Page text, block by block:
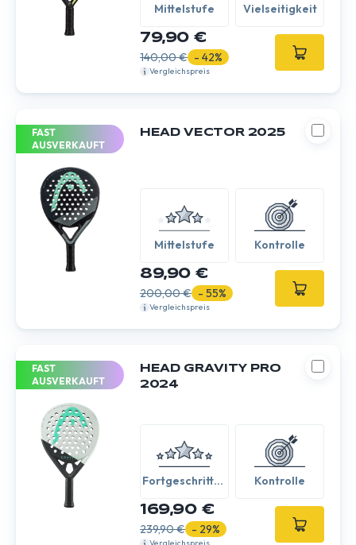
Mittelstufe Vielseitigkeit
79,90 €
140,00 € - 42%
Vergleichspreis
FAST
AUSVERKAUFT
HEAD VECTOR 2025
Mittelstufe Kontrolle
89,90 €
200,00 € - 55%
Vergleichspreis
FAST
AUSVERKAUFT
HEAD GRAVITY PRO
2024
Fortgeschritten
Kontrolle
169,90 €
239,90 € - 29%